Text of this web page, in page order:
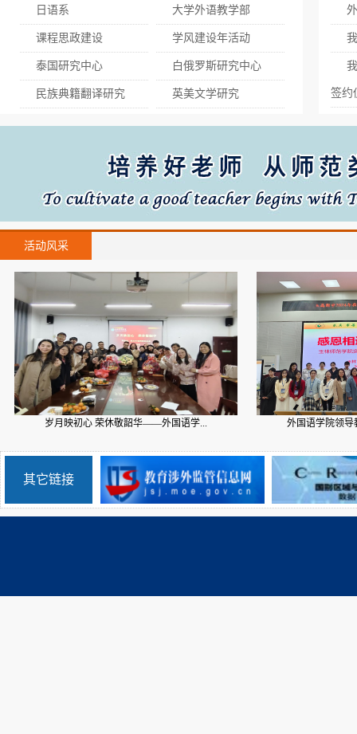
日语系 大学外语教学部
课程思政建设 学风建设年活动
泰国研究中心 白俄罗斯研究中心
民族典籍翻译研究 英美文学研究 签约
活动风采
岁月映初心 荣休敬韶华——外国语学... 外国语学院领导
其它链接